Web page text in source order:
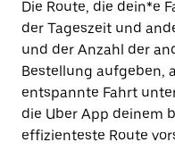
Die Route, die dein*e
der Tageszeit und
und der Anzahl der
Bestellung aufgeben,
entspannte Fahrt
die Uber App deinem
effizienteste Route